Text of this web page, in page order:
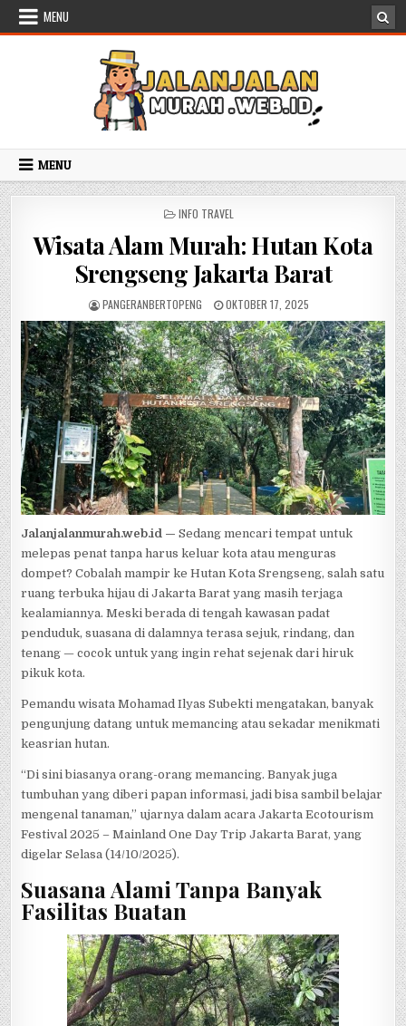
Skip to content
MENU
MENU
POSTED IN
INFO TRAVEL
Wisata Alam Murah: Hutan Kota
Srengseng Jakarta Barat
AUTHOR:
PANGERANBERTOPENG PUBLISHED DATE:
OKTOBER 17, 2025
Jalanjalanmurah.web.id —Sedang mencari tempat untuk
melepas penat tanpa harus keluar kota atau menguras
dompet? Cobalah mampir ke Hutan Kota Srengseng, salah satu
ruang terbuka hijau di Jakarta Barat yang masih terjaga
kealamiannya. Meski berada di tengah kawasan padat
penduduk, suasana di dalamnya terasa sejuk, rindang, dan
tenang — cocok untuk yang ingin rehat sejenak dari hiruk
pikuk kota.
Pemandu wisata Mohamad Ilyas Subekti mengatakan, banyak
pengunjung datang untuk memancing atau sekadar menikmati
keasrian hutan.
“Di sini biasanya orang-orang memancing. Banyak juga
tumbuhan yang diberi papan informasi, jadi bisa sambil belajar
mengenal tanaman,” ujarnya dalam acara Jakarta Ecotourism
Festival 2025 – Mainland One Day Trip Jakarta Barat, yang
digelar Selasa (14/10/2025).
Suasana Alami Tanpa Banyak
Fasilitas Buatan